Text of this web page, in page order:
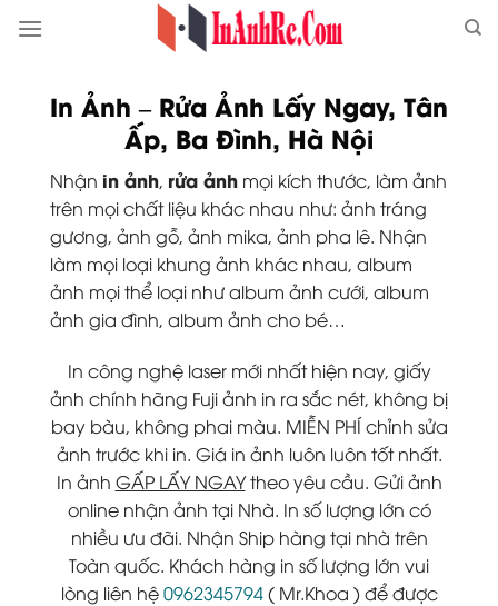
In Ảnh – Rửa Ảnh Lấy Ngay, Tân
Ấp, Ba Đình, Hà Nội
Nhận in ảnh, rửa ảnh mọi kích thước, làm ảnh
trên mọi chất liệu khác nhau như: ảnh tráng
gương, ảnh gỗ, ảnh mika, ảnh pha lê. Nhận
làm mọi loại khung ảnh khác nhau, album
ảnh mọi thể loại như album ảnh cưới, album
ảnh gia đình, album ảnh cho bé…
In công nghệ laser mới nhất hiện nay, giấy
ảnh chính hãng Fuji ảnh in ra sắc nét, không bị
bay bàu, không phai màu. MIỄN PHÍ chỉnh sửa
ảnh trước khi in. Giá in ảnh luôn luôn tốt nhất.
In ảnh GẤP LẤY NGAYtheo yêu cầu. Gửi ảnh
online nhận ảnh tại Nhà. In số lượng lớn có
nhiều ưu đãi. Nhận Ship hàng tại nhà trên
Toàn quốc. Khách hàng in số lượng lớn vui
lòng liên hệ0962345794( Mr.Khoa ) để được